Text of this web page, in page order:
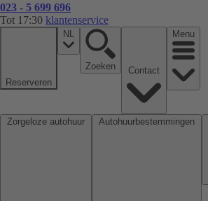
023 - 5 699 696
Tot 17:30 klantenservice
Reserveren
NL
Zoeken
Menu